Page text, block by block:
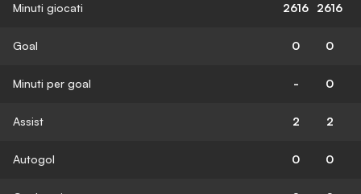
Minuti giocati 2616 2616
Goal 0 0
Minuti per goal - 0
Assist 2 2
Autogol 0 0